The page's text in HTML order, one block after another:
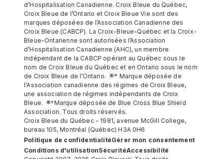
d’Hospitalisation Canadienne. Croix Bleue du Québec,
Croix Bleue de l’Ontario et Croix Bleue Vie sont des
marques déposées de l’Association Canadienne des
Croix Bleue (CABCP). La Croix-Bleue-Québec et la Croix-
Bleue-Ontarienne sont autorisées l’Association
d’Hospitalisation Canadienne (AHC), un membre
indépendant de la CABCP opérant au Québec sous le
nom de Croix Bleue du Québec et en Ontario sous le nom
de Croix Bleue de l’Ontario. ®* Marque déposée de
l'Association canadienne des régimes de Croix Bleue,
une association de régimes indépendants de Croix
Bleue. ®†Marque déposée de Blue Cross Blue Shield
Association. Tous droits réservés.
Croix Bleue du Québec - 1981, avenue McGill College,
bureau 105, Montréal (Québec) H3A 0H6
Politique de confidentialitéGérer mon consentement
Conditions d'utilisationSécuritéAccessibilité